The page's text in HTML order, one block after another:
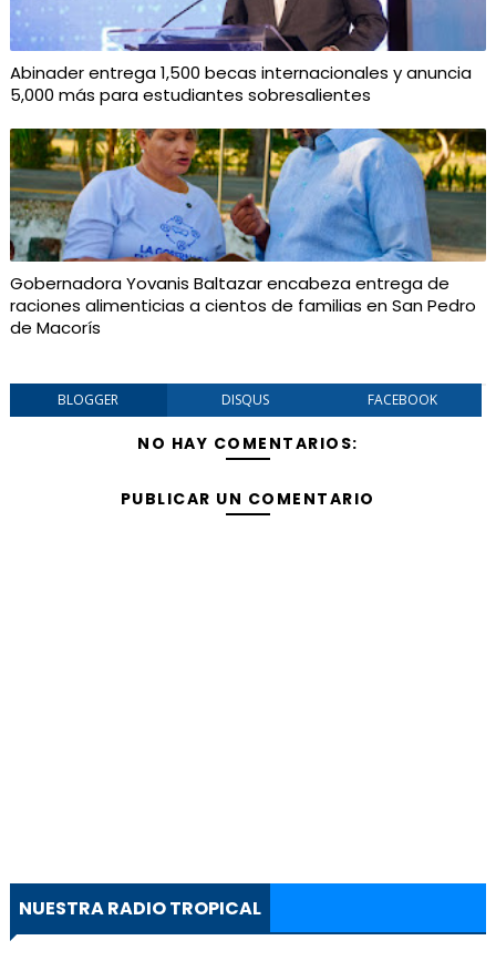
Abinader entrega 1,500 becas internacionales y anuncia
5,000 más para estudiantes sobresalientes
Gobernadora Yovanis Baltazar encabeza entrega de
raciones alimenticias a cientos de familias en San Pedro
de Macorís
BLOGGER DISQUS FACEBOOK
NO HAY COMENTARIOS:
PUBLICAR UN COMENTARIO
NUESTRA RADIO TROPICAL